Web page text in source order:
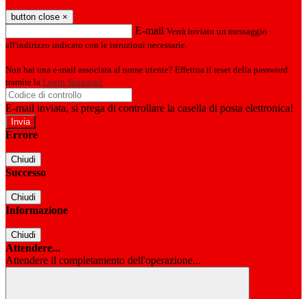
button close ×
E-mail Verrà inviato un messaggio
all'indirizzo indicato con le istruzioni necessarie.
Non hai una e-mail associata al nome utente? Effettua il reset della password
tramite la Login Spaggiari
E-mail inviata, si prega di controllare la casella di posta elettronica!
Errore
Chiudi
Successo
Chiudi
Informazione
Chiudi
Attendere...
Attendere il completamento dell'operazione...